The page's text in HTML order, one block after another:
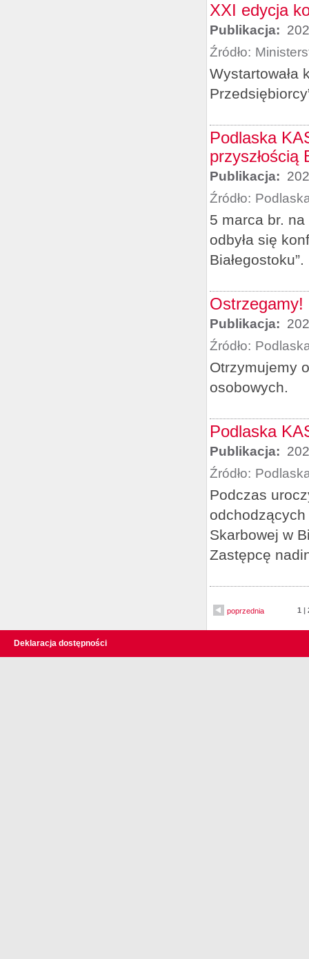
XXI edycja
Publikacja:
Źródło:
Wystartowała
Podlaska
przyszłością
Publikacja:
Źródło:
5 marca br.
odbyła się
Białegostoku”.
Ostrzegamy!
Publikacja:
Źródło:
Otrzymujemy
osobowych.
Podlaska
Publikacja:
Źródło:
Podczas
Skarbowej w
Zastępcę
poprzednia 1 |
Deklaracja dostępności